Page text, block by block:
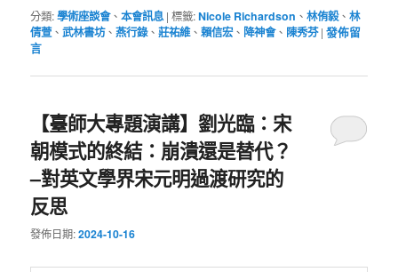
分類:學術座談會、本會訊息 |標籤:Nicole Richardson 、林侑毅、林
倩萱、武林書坊、燕行錄、莊祐維、賴信宏、 降神會、 陳秀芬 |發佈留
言
【臺師大專題演講】劉光臨：宋
朝模式的終結：崩潰還是替代？
–對英文學界宋元明過渡研究的
反思
發佈日期:2024-10-16